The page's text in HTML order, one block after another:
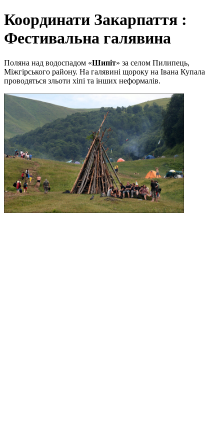
Координати Закарпаття :
Фестивальна галявина
Поляна над водоспадом «Шипіт» за селом Пилипець,
Міжгірського району. На галявині щороку на Івана Купала
проводяться зльоти хіпі та інших неформалів.